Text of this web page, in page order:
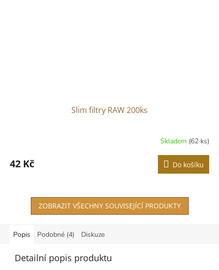
Slim filtry RAW 200ks
Skladem (62 ks)
42 Kč Do košíku
ZOBRAZIT VŠECHNY SOUVISEJÍCÍ PRODUKTY
Popis Podobné (4) Diskuze
Detailní popis produktu